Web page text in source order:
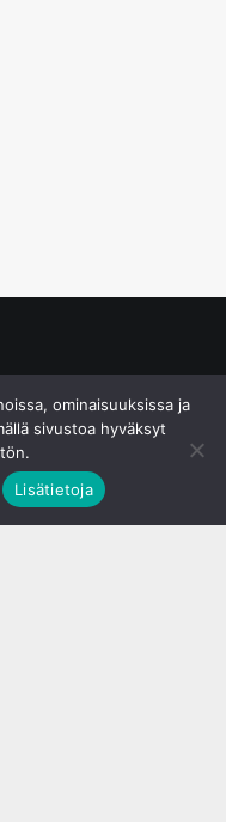
ominaisuuksissa ja
sivustoa hyväksyt
Lisätietoja